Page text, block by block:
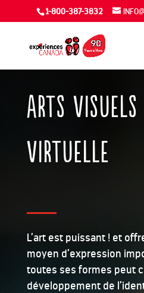
1-800-387-3832
Arts
virtuelle
L’art est puissant ! et
moyen d’expression
toutes ses formes peut
développement de